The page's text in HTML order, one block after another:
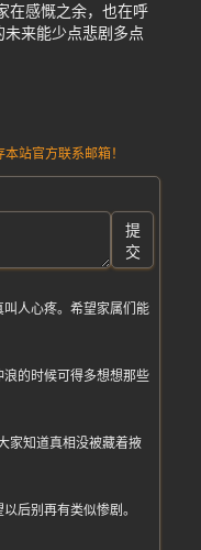
在感慨之余，也在呼
来能少点悲剧多点
站官方联系邮箱！
提
交
人心疼。希望家属们能
的时候可得多想想那些
家知道真相没被藏着掖
后别再有类似惨剧。